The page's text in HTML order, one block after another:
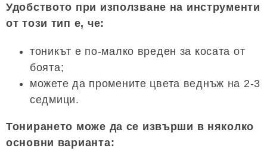
Удобството при използване на инструменти
от този тип е, че:
тоникът е по-малко вреден за косата от
боята;
можете да промените цвета веднъж на 2-3
седмици.
Тонирането може да се извърши в няколко
основни варианта: